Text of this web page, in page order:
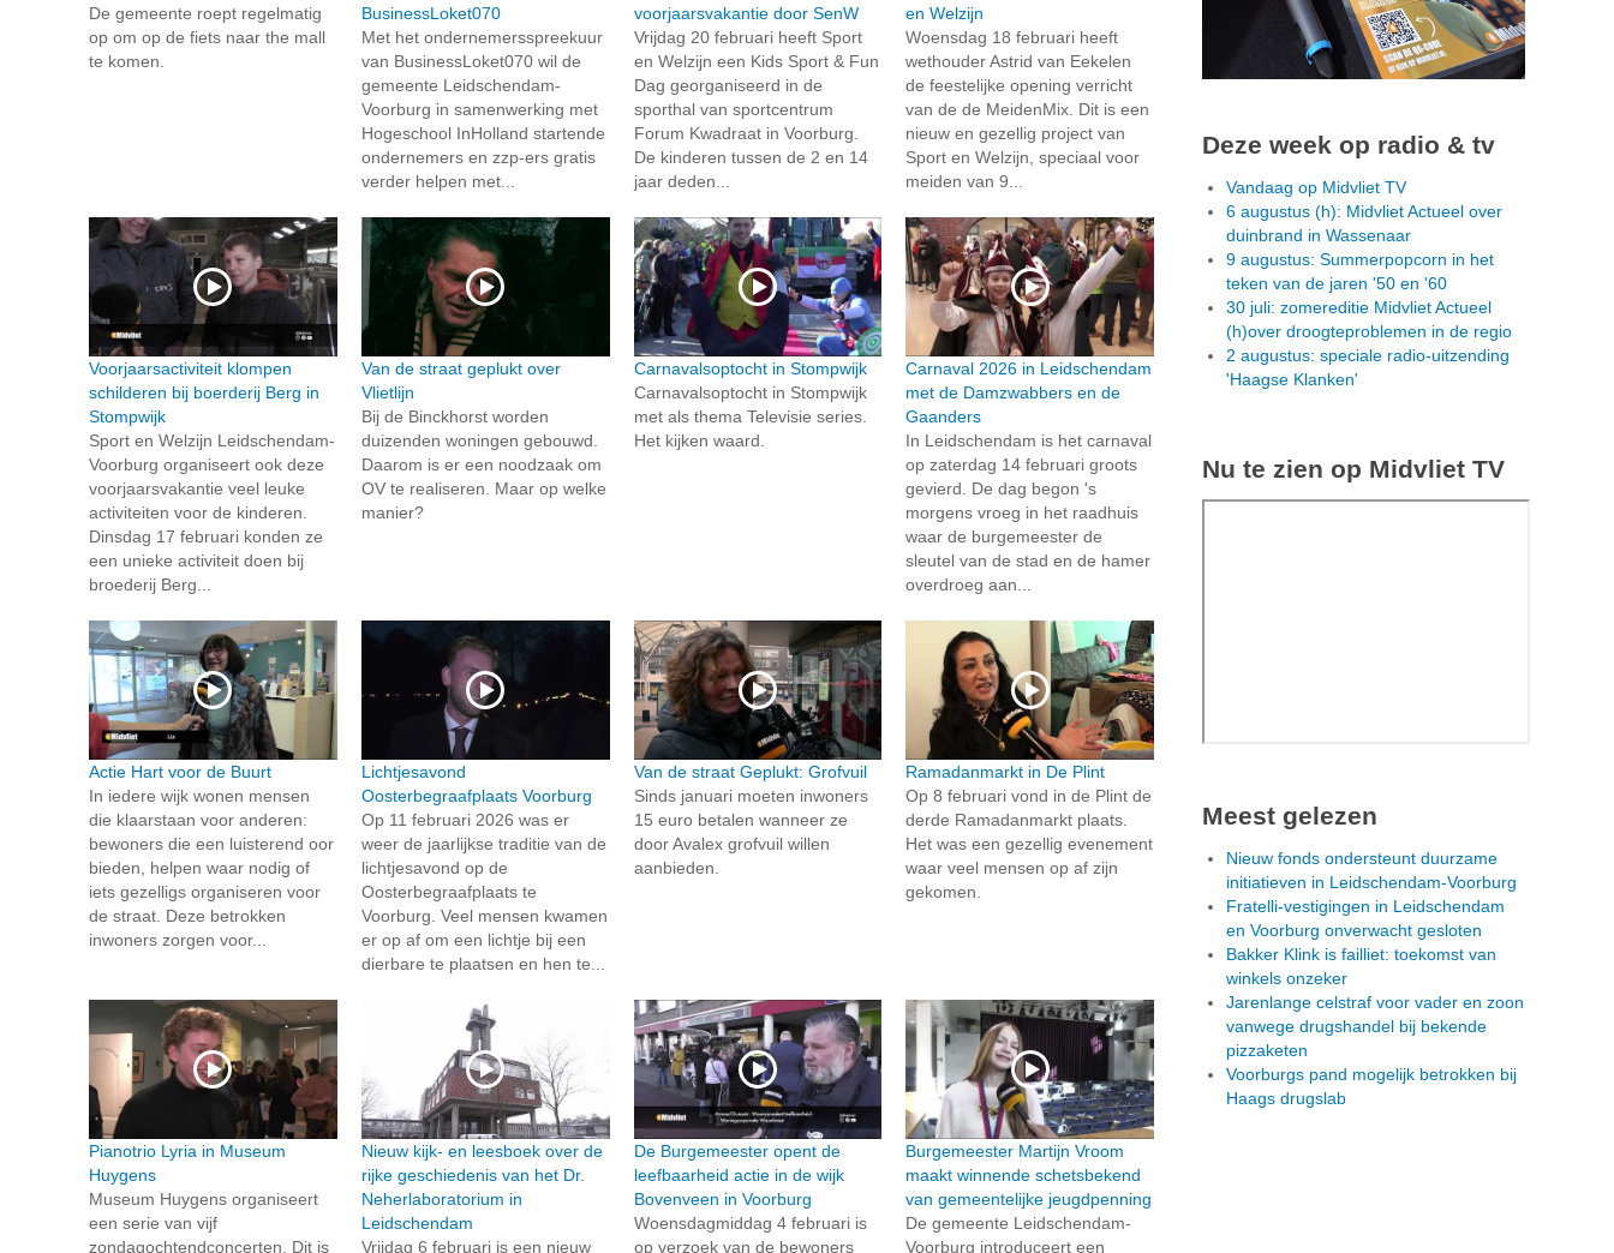
De gemeente roept regelmatig
op om op de fiets naar the mall
te komen.
BusinessLoket070
Met het ondernemersspreekuur
van BusinessLoket070 wil de
gemeente Leidschendam-
Voorburg in samenwerking met
Hogeschool InHolland startende
ondernemers en zzp-ers gratis
verder helpen met...
voorjaarsvakantie door SenW
Vrijdag 20 februari heeft Sport
en Welzijn een Kids Sport & Fun
Dag georganiseerd in de
sporthal van sportcentrum
Forum Kwadraat in Voorburg.
De kinderen tussen de 2 en 14
jaar deden...
en Welzijn
Woensdag 18 februari heeft
wethouder Astrid van Eekelen
de feestelijke opening verricht
van de de MeidenMix. Dit is een
nieuw en gezellig project van
Sport en Welzijn, speciaal voor
meiden van 9...
Voorjaarsactiviteit klompen
schilderen bij boerderij Berg in
Stompwijk
Sport en Welzijn Leidschendam-
Voorburg organiseert ook deze
voorjaarsvakantie veel leuke
activiteiten voor de kinderen.
Dinsdag 17 februari konden ze
een unieke activiteit doen bij
broederij Berg...
Van de straat geplukt over
Vlietlijn
Bij de Binckhorst worden
duizenden woningen gebouwd.
Daarom is er een noodzaak om
OV te realiseren. Maar op welke
manier?
Carnavalsoptocht in Stompwijk
Carnavalsoptocht in Stompwijk
met als thema Televisie series.
Het kijken waard.
Carnaval 2026 in Leidschendam
met de Damzwabbers en de
Gaanders
In Leidschendam is het carnaval
op zaterdag 14 februari groots
gevierd. De dag begon 's
morgens vroeg in het raadhuis
waar de burgemeester de
sleutel van de stad en de hamer
overdroeg aan...
Actie Hart voor de Buurt
In iedere wijk wonen mensen
die klaarstaan voor anderen:
bewoners die een luisterend oor
bieden, helpen waar nodig of
iets gezelligs organiseren voor
de straat. Deze betrokken
inwoners zorgen voor...
Lichtjesavond
Oosterbegraafplaats Voorburg
Op 11 februari 2026 was er
weer de jaarlijkse traditie van de
lichtjesavond op de
Oosterbegraafplaats te
Voorburg. Veel mensen kwamen
er op af om een lichtje bij een
dierbare te plaatsen en hen te...
Van de straat Geplukt: Grofvuil
Sinds januari moeten inwoners
15 euro betalen wanneer ze
door Avalex grofvuil willen
aanbieden.
Ramadanmarkt in De Plint
Op 8 februari vond in de Plint de
derde Ramadanmarkt plaats.
Het was een gezellig evenement
waar veel mensen op af zijn
gekomen.
Pianotrio Lyria in Museum
Huygens
Museum Huygens organiseert
een serie van vijf
zondagochtendconcerten. Dit is
Nieuw kijk- en leesboek over de
rijke geschiedenis van het Dr.
Neherlaboratorium in
Leidschendam
Vrijdag 6 februari is een nieuw
De Burgemeester opent de
leefbaarheid actie in de wijk
Bovenveen in Voorburg
Woensdagmiddag 4 februari is
op verzoek van de bewoners
Burgemeester Martijn Vroom
maakt winnende schetsbekend
van gemeentelijke jeugdpenning
De gemeente Leidschendam-
Voorburg introduceert een
Deze week op radio & tv
Vandaag op Midvliet TV
6 augustus (h): Midvliet Actueel over
duinbrand in Wassenaar
9 augustus: Summerpopcorn in het
teken van de jaren '50 en '60
30 juli: zomereditie Midvliet Actueel
(h)over droogteproblemen in de regio
2 augustus: speciale radio-uitzending
'Haagse Klanken'
Nu te zien op Midvliet TV
Meest gelezen
Nieuw fonds ondersteunt duurzame
initiatieven in Leidschendam-Voorburg
Fratelli-vestigingen in Leidschendam
en Voorburg onverwacht gesloten
Bakker Klink is failliet: toekomst van
winkels onzeker
Jarenlange celstraf voor vader en zoon
vanwege drugshandel bij bekende
pizzaketen
Voorburgs pand mogelijk betrokken bij
Haags drugslab